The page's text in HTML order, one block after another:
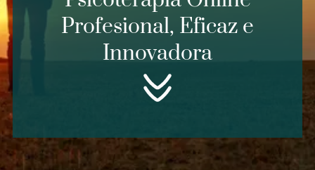
Profesional, Eficaz e
Innovadora
Añadir enlace